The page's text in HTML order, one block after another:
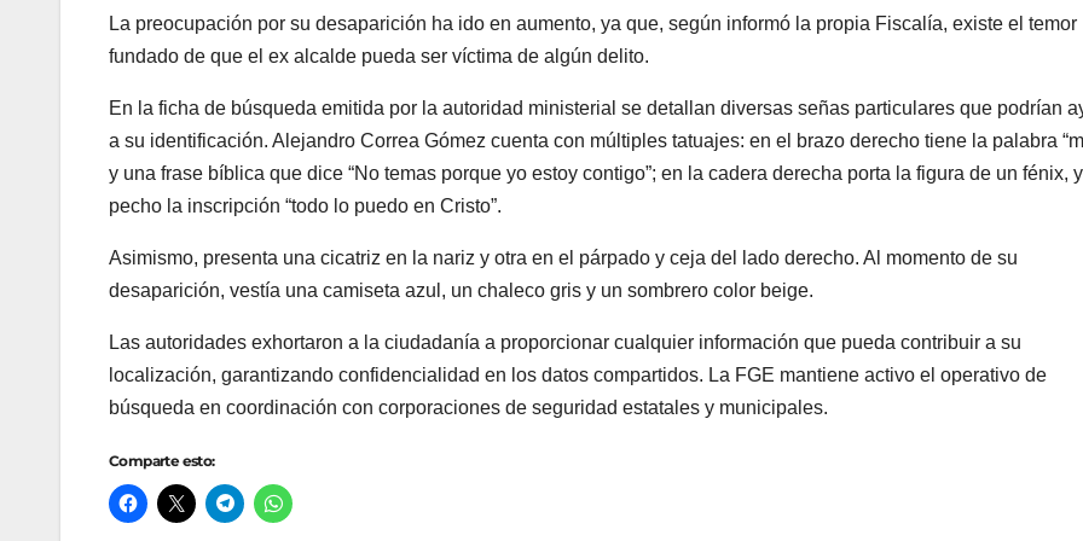
La preocupación por su desaparición ha ido en aumento, ya que, según informó la propia Fiscalía, existe el temor
fundado de que el ex alcalde pueda ser víctima de algún delito.
En la ficha de búsqueda emitida por la autoridad ministerial se detallan diversas señas particulares que podrían
a su identificación. Alejandro Correa Gómez cuenta con múltiples tatuajes: en el brazo derecho tiene la palabra
y una frase bíblica que dice “No temas porque yo estoy contigo”; en la cadera derecha porta la figura de un fénix,
pecho la inscripción “todo lo puedo en Cristo”.
Asimismo, presenta una cicatriz en la nariz y otra en el párpado y ceja del lado derecho. Al momento de su
desaparición, vestía una camiseta azul, un chaleco gris y un sombrero color beige.
Las autoridades exhortaron a la ciudadanía a proporcionar cualquier información que pueda contribuir a su
localización, garantizando confidencialidad en los datos compartidos. La FGE mantiene activo el operativo de
búsqueda en coordinación con corporaciones de seguridad estatales y municipales.
Comparte esto: